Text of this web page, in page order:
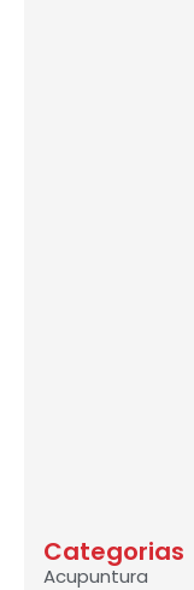
Categorias
Acupuntura